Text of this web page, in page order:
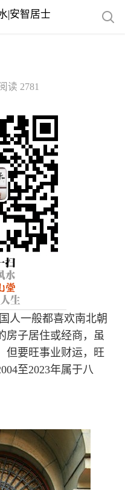
|安智居士
读 2781
人一般都喜欢南北朝
房子居住或经商，虽
但要旺事业财运，旺
至2023年属于八